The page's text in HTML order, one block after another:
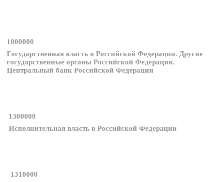
1000000
Государственная власть в Российской Федерации. Другие
государственные органы Российской Федерации.
Центральный банк Российской Федерации
1300000
Исполнительная власть в Российской Федерации
1310000